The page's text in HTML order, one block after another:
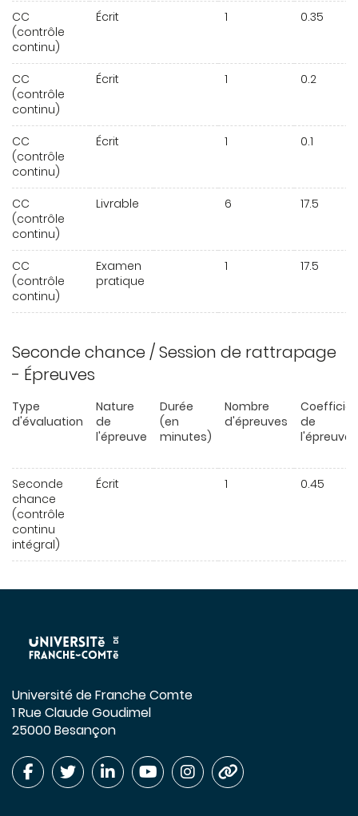
CC
(contrôle
continu)
Écrit 1 0.35
CC
(contrôle
continu)
Écrit 1 0.2
CC
(contrôle
continu)
Écrit 1 0.1
CC
(contrôle
continu)
Livrable 6 17.5
CC
(contrôle
continu)
Examen
pratique
1 17.5
Seconde chance / Session de rattrapage
- Épreuves
Type
d'évaluation
Nature
de
l'épreuve
Durée
(en
minutes)
Nombre
d'épreuves
de
l'épreuve
Seconde
chance
(contrôle
continu
intégral)
Écrit 1 0.45
Université de Franche Comte
1 Rue Claude Goudimel
25000 Besançon